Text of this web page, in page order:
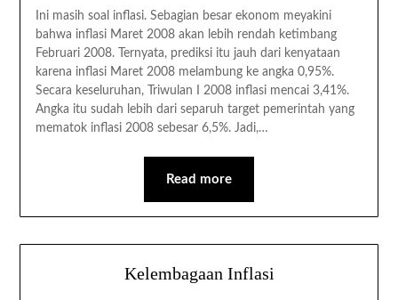
Ini masih soal inflasi. Sebagian besar ekonom meyakini
bahwa inflasi Maret 2008 akan lebih rendah ketimbang
Februari 2008. Ternyata, prediksi itu jauh dari kenyataan
karena inflasi Maret 2008 melambung ke angka 0,95%.
Secara keseluruhan, Triwulan I 2008 inflasi mencai 3,41%.
Angka itu sudah lebih dari separuh target pemerintah yang
mematok inflasi 2008 sebesar 6,5%. Jadi,…
Read more
Kelembagaan Inflasi